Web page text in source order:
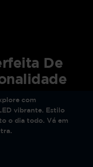
De
com
vibrante. Estilo
o dia todo. Vá em